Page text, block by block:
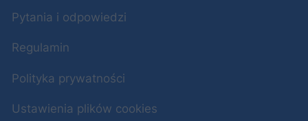
Pytania i odpowiedzi
Regulamin
Polityka prywatności
Ustawienia plików cookies